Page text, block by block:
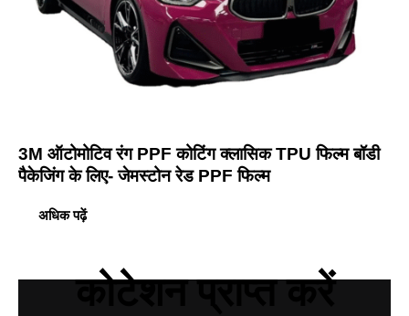
3M ऑटोमोटिव रंग PPF कोटिंग क्लासिक TPU फिल्म बॉडी
पैकेजिंग के लिए- जेमस्टोन रेड PPF फिल्म
अधिक पढ़ें
कोटेशन प्राप्त करें